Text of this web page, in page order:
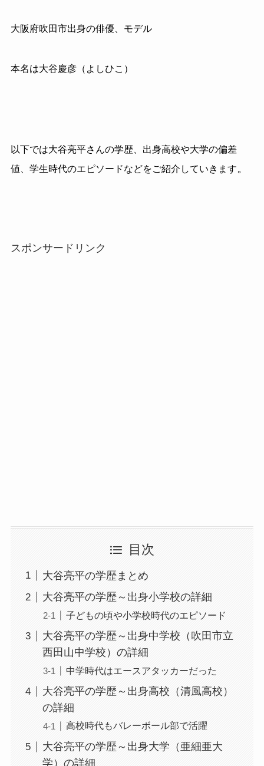
大阪府吹田市出身の俳優、モデル
本名は大谷慶彦（よしひこ）
以下では大谷亮平さんの学歴、出身高校や大学の偏差
値、学生時代のエピソードなどをご紹介していきます。
スポンサードリンク
目次
大谷亮平の学歴まとめ
大谷亮平の学歴～出身小学校の詳細
子どもの頃や小学校時代のエピソード
大谷亮平の学歴～出身中学校（吹田市立
西田山中学校）の詳細
中学時代はエースアタッカーだった
大谷亮平の学歴～出身高校（清風高校）
の詳細
高校時代もバレーボール部で活躍
大谷亮平の学歴～出身大学（亜細亜大
学）の詳細